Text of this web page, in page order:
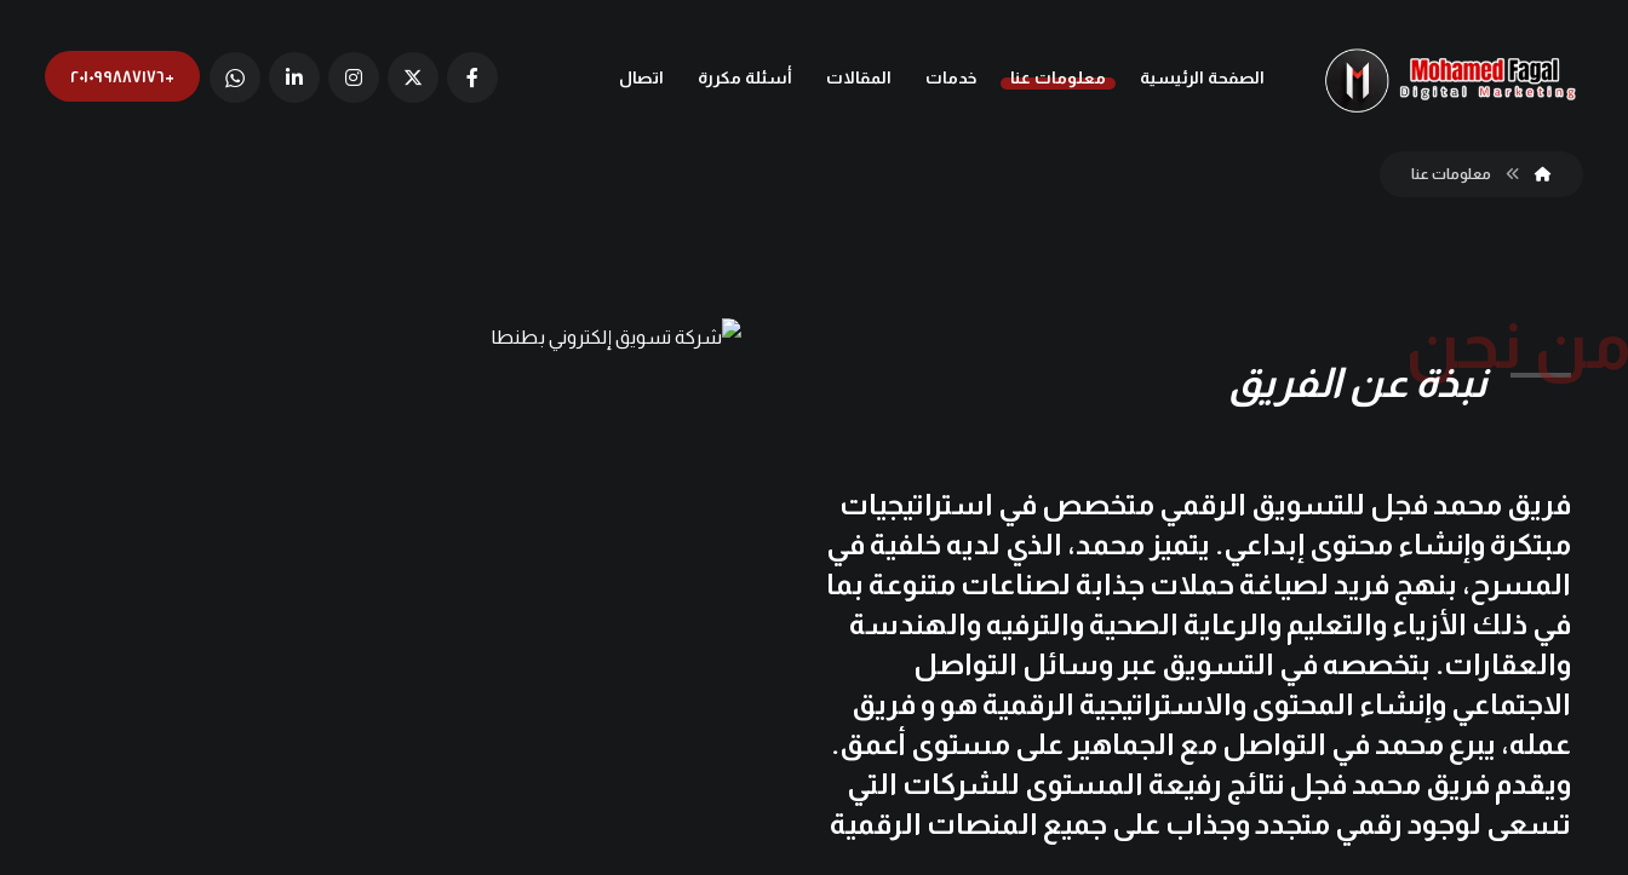
الصفحة الرئيسية معلومات عنا خدمات المقالات أسئلة مكررة اتصال +٢٠١٠٩٩٨٨٧١٧٦
معلومات عنا
نحن
نبذة عن الفريق
فريق محمد فجل للتسويق الرقمي متخصص في استراتيجيات
مبتكرة وإنشاء محتوى إبداعي. يتميز محمد، الذي لديه خلفية في
المسرح، بنهج فريد لصياغة حملات جذابة لصناعات متنوعة بما
في ذلك الأزياء والتعليم والرعاية الصحية والترفيه والهندسة
والعقارات. بتخصصه في التسويق عبر وسائل التواصل
الاجتماعي وإنشاء المحتوى والاستراتيجية الرقمية هو و فريق
عمله، يبرع محمد في التواصل مع الجماهير على مستوى أعمق.
ويقدم فريق محمد فجل نتائج رفيعة المستوى للشركات التي
تسعى لوجود رقمي متجدد وجذاب على جميع المنصات الرقمية